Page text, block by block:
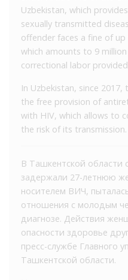
Uzbekistan, which
sexually transmitted
offender faces a fine of
which amounts to 9
correctional labor
In Uzbekistan, since
the free provision of
with HIV, which allows to
the risk of its transmission.
В Ташкентской области
задержали 27-летнюю
носителем ВИЧ,
отношения с молодым
диагнозе. Действия
опасности здоровье
пресс-службе Главного
Ташкентской области.